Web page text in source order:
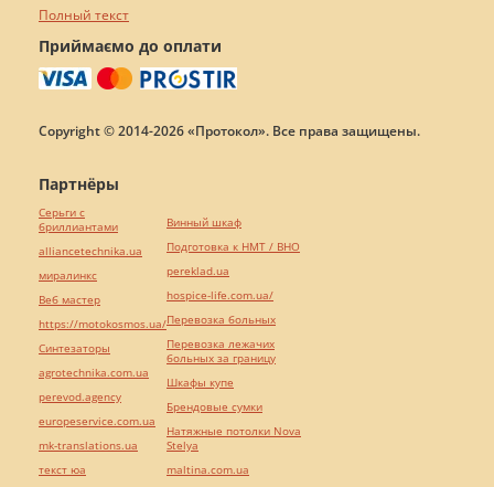
Полный текст
Приймаємо до оплати
Copyright © 2014-2026 «Протокол». Все права защищены.
Партнёры
Серьги с
бриллиантами
alliancetechnika.ua
миралинкс
Веб мастер
https://motokosmos.ua/
Синтезаторы
agrotechnika.com.ua
perevod.agency
europeservice.com.ua
mk-translations.ua
текст юа
Винный шкаф
Подготовка к НМТ / ВНО
pereklad.ua
hospice-life.com.ua/
Перевозка больных
Перевозка лежачих
больных за границу
Шкафы купе
Брендовые сумки
Натяжные потолки Nova
Stelya
maltina.com.ua